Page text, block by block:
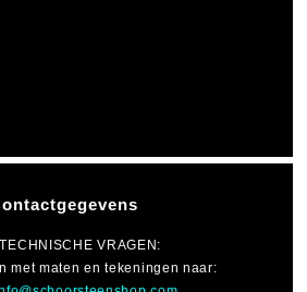
TECHNISCHE VRAGEN :
met maten en tekeningen naar: